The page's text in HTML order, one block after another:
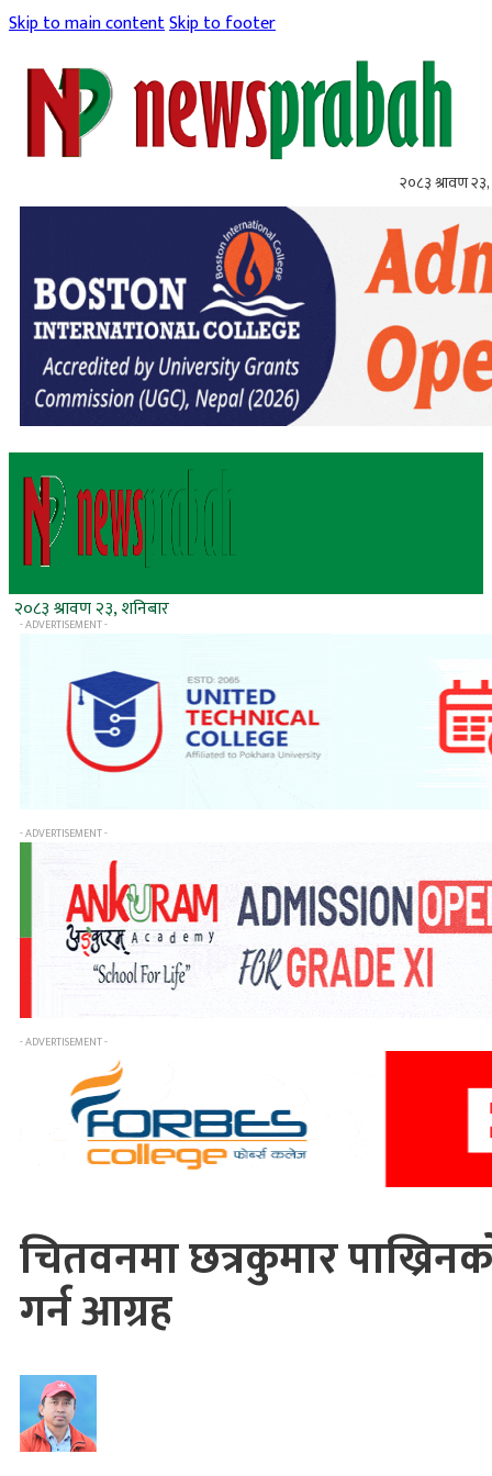
Skip to main contentSkip to footer
२०८३ श्रावण २३,
२०८३ श्रावण २३, शनिबार
- ADVERTISEMENT -
- ADVERTISEMENT -
- ADVERTISEMENT -
चितवनमा छत्रकुमार
गर्न आग्रह